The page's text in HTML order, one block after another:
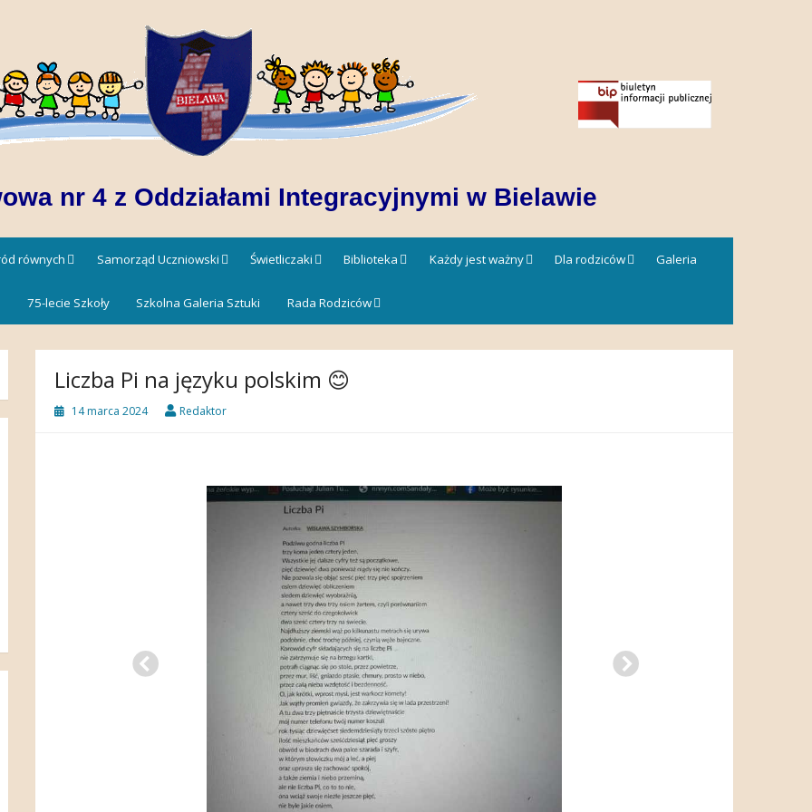
nr 4 z Oddziałami Integracyjnymi w Bielawie
równych Samorząd Uczniowski Świetliczaki Biblioteka Każdy jest ważny Dla rodziców Galeria
75-lecie Szkoły Szkolna Galeria Sztuki Rada Rodziców
Liczba Pi na języku polskim 😊
14 marca 2024 Redaktor